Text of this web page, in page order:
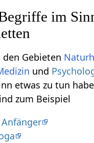
im
Gebieten
und
etwas zu tun
sind zum Beispiel